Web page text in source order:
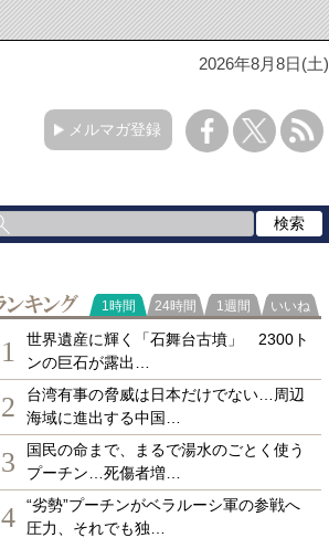
2026年8月8日(土)
メルマガ登録
ランキング
1時間 24時間 1週間 いいね
1
世界遺産に輝く「石舞台古墳」 2300ト
ンの巨石が露出…
2
台湾有事の脅威は日本だけでない…周辺
海域に進出する中国…
3
国民の命まで、まるで湯水のごとく使う
プーチン…死傷者増…
4
“劣勢”プーチンがベラルーシ軍の参戦へ
圧力、それでも独…